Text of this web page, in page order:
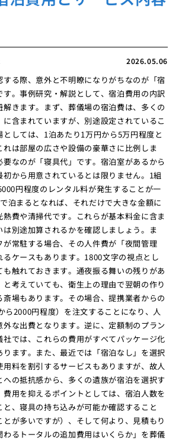
2026.05.06
る際、意外と不明瞭になりがちなのが「宿
。事例研究・解説として、宿泊費用の内訳
解きます。まず、葬儀場の宿泊費は、多くの
含まれていますが、別途設定されているこ
としては、1泊あたり1万円から5万円程度と
は部屋の広さや設備の豪華さに比例しま
要なのが「寝具代」です。宿泊室があるから
初から用意されているとは限りません。1組
円程度のレンタル料が発生することが一
泊まるとなれば、それだけで大きな金額に
熱費や清掃代です。これらが基本料金に含ま
は別途加算されるかを確認しましょう。ま
が常駐する場合、その人件費が「夜間管理
るケースもあります。1800文字の視点とし
も触れておきます。通夜振る舞いの残りがあ
考えていても、衛生上の理由で翌朝の作り
斎場もあります。その場合、提携業者からの
ら2000円程度）を注文することになり、人
な出費となります。逆に、定額制のプラン
社では、これらの費用がすべてパッケージ化
ります。また、最近では「宿泊なし」を選択
用料を割引するサービスもありますが、故人
への抵抗感から、多くの遺族が宿泊を選択す
費用を抑えるポイントとしては、宿泊人数を
、寝具の持ち込みが可能か確認すること
とが多いですが）、そして何より、見積もり
わるトータルの追加費用はいくらか」を葬儀